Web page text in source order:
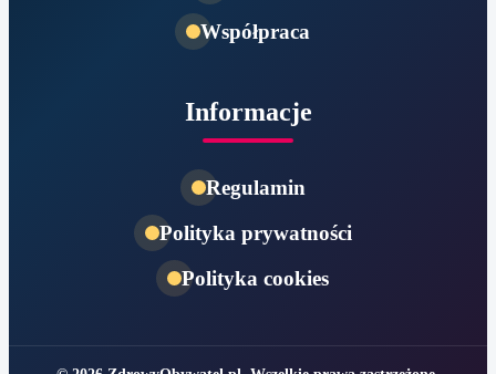
Współpraca
Informacje
Regulamin
Polityka prywatności
Polityka cookies